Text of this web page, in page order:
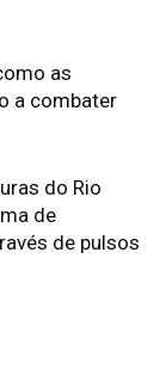
as
a combater
do Rio
de
de pulsos